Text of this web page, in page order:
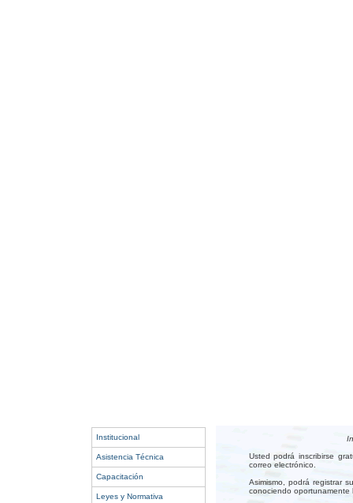
Institucional
Asistencia Técnica
Capacitación
Leyes y Normativa
Usted podrá inscribirse
correo electrónico.
Asimismo, podrá registrar
conociendo oportunamente